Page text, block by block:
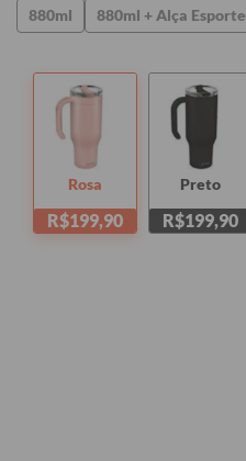
880ml 880ml + Alça Esporte
Rosa
R$199,90
Preto
R$199,90